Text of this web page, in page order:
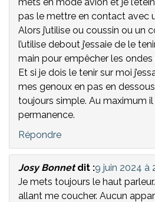
pas le mettre en contact avec
Alors j’utilise ou coussin ou un
l’utilise debout j’essaie de le
main pour empêcher les ondes
Et si je dois le tenir sur moi
mes genoux en pas en
toujours simple. Au maximum il
permanence.
Répondre
Josy Bonnet dit :9 juin 2024 à
Je mets toujours le haut
allant me coucher. Aucun